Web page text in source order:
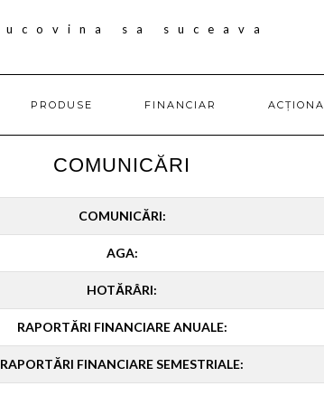
PRODUSE FINANCIAR
COMUNICĂRI
COMUNICĂRI:
AGA:
HOTĂRÂRI:
RAPORTĂRI FINANCIARE ANUALE:
RAPORTĂRI FINANCIARE SEMESTRIALE: